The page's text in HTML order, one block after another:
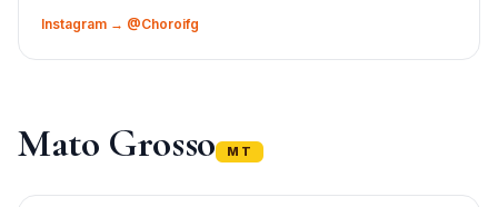
Instagram → @Choroifg
Mato Grosso MT